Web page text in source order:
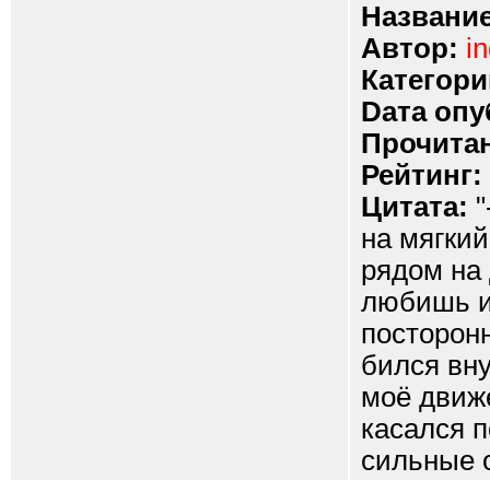
Автор:
Dата
Рейтинг:
Цитата:
на
рядом на
любишь
бился
моё
касался
сильные